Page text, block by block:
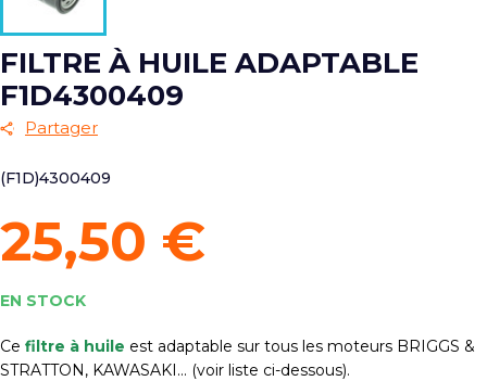
FILTRE À HUILE ADAPTABLE
F1D4300409
Partager
(F1D)4300409
25,50 €
EN STOCK
Ce filtre à huile est adaptable sur tous les moteurs BRIGGS &
STRATTON, KAWASAKI... (voir liste ci-dessous).